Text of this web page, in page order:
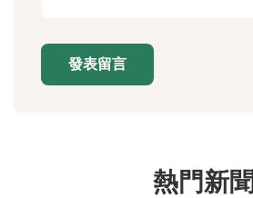
發表留言
熱門新聞